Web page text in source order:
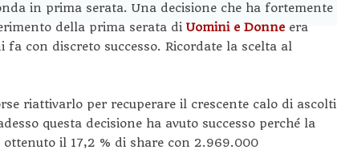
in prima serata. Una decisione che ha fortemente
della prima serata di Uomini e Donne era
con discreto successo. Ricordate la scelta al
riattivarlo per recuperare il crescente calo di ascolti
questa decisione ha avuto successo perché la
ottenuto il 17,2 % di share con 2.969.000